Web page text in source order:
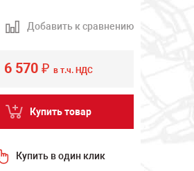
Добавить к сравнению
6 570 ₽ в т.ч. НДС
Купить товар
Купить в один клик